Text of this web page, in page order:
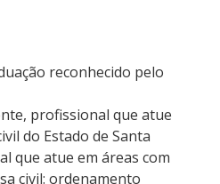
de cotas
reconhecido pelo
profissional que atue
do Estado de Santa
que atue em áreas com
civil: ordenamento